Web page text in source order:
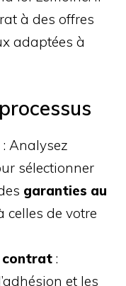
à des offres
adaptées à
: Analysez
sélectionner
garanties au
celles de votre
contrat :
et les